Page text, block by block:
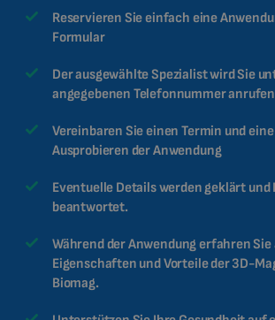
Reservieren Sie einfach eine
Formular
Der ausgewählte Spezialist wird Sie
angegebenen Telefonnummer anrufen
Vereinbaren Sie einen Termin und
Ausprobieren der Anwendung
Eventuelle Details werden geklärt und
beantwortet.
Während der Anwendung erfahren Sie
Eigenschaften und Vorteile der 3D-
Biomag.